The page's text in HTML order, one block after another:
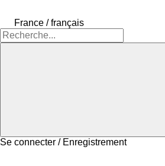
France / français
Se connecter / Enregistrement